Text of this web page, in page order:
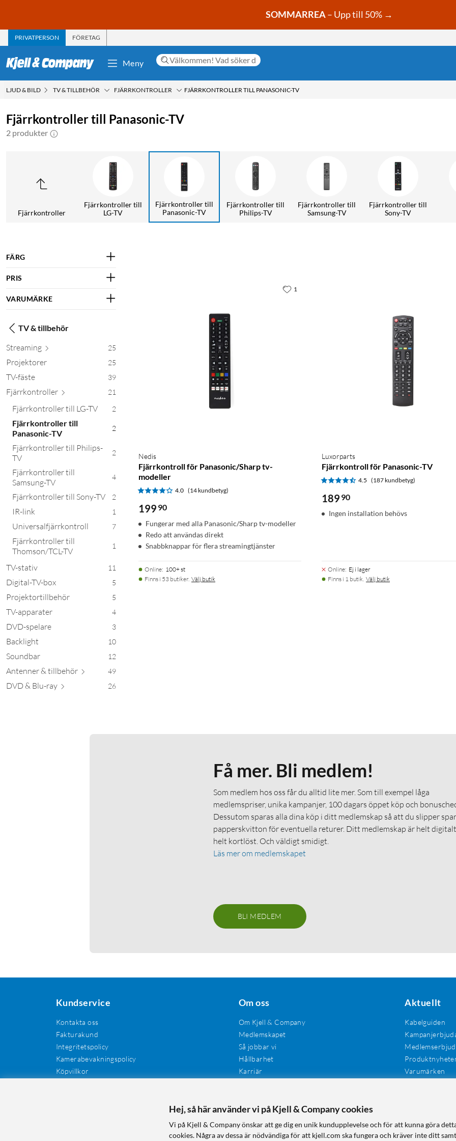
SOMMARREA– Upp till 50% →
PRIVATPERSON FÖRETAG
Meny
LJUD & BILD TV & TILLBEHÖR FJÄRRKONTROLLER FJÄRRKONTROLLER TILL PANASONIC-TV
Fjärrkontroller till Panasonic-TV
2 produkter
Fjärrkontroller
Fjärrkontroller till
LG-TV
Fjärrkontroller till
Panasonic-TV
Fjärrkontroller till
Philips-TV
Fjärrkontroller till
Samsung-TV
Fjärrkontroller till
Sony-TV
FÄRG
PRIS
VARUMÄRKE
TV & tillbehör
Streaming 25
Projektorer 25
TV-fäste 39
Fjärrkontroller 21
Fjärrkontroller till LG-TV 2
Fjärrkontroller till
Panasonic-TV
2
Fjärrkontroller till Philips-
TV
2
Fjärrkontroller till
Samsung-TV
4
Fjärrkontroller till Sony-TV 2
IR-link 1
Universalfjärrkontroll 7
Fjärrkontroller till
Thomson/TCL-TV
1
TV-stativ 11
Digital-TV-box 5
Projektortillbehör 5
TV-apparater 4
DVD-spelare 3
Backlight 10
Soundbar 12
Antenner & tillbehör 49
DVD & Blu-ray 26
Nedis
Fjärrkontroll för Panasonic/Sharp tv-
modeller
4.0 (14 kundbetyg)
199 90
Fungerar med alla Panasonic/Sharp tv-modeller
Redo att användas direkt
Snabbknappar för flera streamingtjänster
Online: 100+ st
Finns i 53 butiker. Välj butik
1
Luxorparts
Fjärrkontroll för Panasonic-TV
4.5 (187 kundbetyg)
189 90
Ingen installation behövs
Online: Ej i lager
Finns i 1 butik. Välj butik
Få mer. Bli medlem!
Som medlem hos oss får du alltid lite mer. Som till exempel låga
medlemspriser, unika kampanjer, 100 dagars öppet köp och
Dessutom sparas alla dina köp i ditt medlemskap så att du slipper
papperskvitton för eventuella returer. Ditt medlemskap är helt
helt kortlöst. Och väldigt smidigt.
Läs mer om medlemskapet
BLI MEDLEM
Kundservice
Kontakta oss
Fakturakund
Integritetspolicy
Kamerabevakningspolicy
Köpvillkor
Om oss
Om Kjell & Company
Medlemskapet
Så jobbar vi
Hållbarhet
Karriär
Tillgänglighet
Aktuellt
Kabelguiden
Varumärken
Hej, så här använder vi på Kjell & Company cookies
Vi på Kjell & Company önskar att ge dig en unik kundupplevelse och för att kunna göra
cookies. Några av dessa är nödvändiga för att kjell.com ska fungera och kräver inte ditt